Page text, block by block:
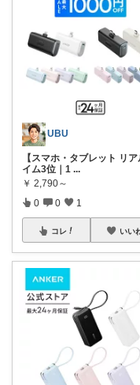
UBU
【スマホ・タブレット リア
イム3位｜1 ...
￥ 2,790～
0 0 1
コレ いい